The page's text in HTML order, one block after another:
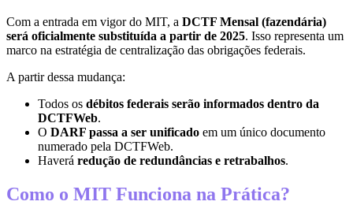
Com a entrada em vigor do MIT, a DCTF Mensal (fazendária)
será oficialmente substituída a partir de 2025. Isso representa um
marco na estratégia de centralização das obrigações federais.
A partir dessa mudança:
Todos os débitos federais serão informados dentro da
DCTFWeb.
O DARF passa a ser unificado em um único documento
numerado pela DCTFWeb.
Haverá redução de redundâncias e retrabalhos.
Como o MIT Funciona na Prática?